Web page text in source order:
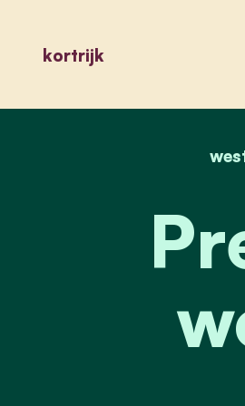
kortrijk